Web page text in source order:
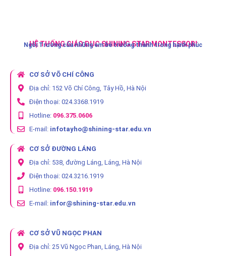
HỆ THỐNG GIÁO DỤC SHINING STAR MONTESSORI
Ngôi Trường của những em bé trưởng thành trong hạnh phúc
CƠ SỞ VÕ CHÍ CÔNG
Địa chỉ: 152 Võ Chí Công, Tây Hồ, Hà Nội
Điện thoại: 024.3368.1919
Hotline: 096.375.0606
E-mail: infotayho@shining-star.edu.vn
CƠ SỞ ĐƯỜNG LÁNG
Địa chỉ: 538, đường Láng, Láng, Hà Nội
Điện thoại: 024.3216.1919
Hotline: 096.150.1919
E-mail: infor@shining-star.edu.vn
CƠ SỞ VŨ NGỌC PHAN
Địa chỉ: 25 Vũ Ngọc Phan, Láng, Hà Nội